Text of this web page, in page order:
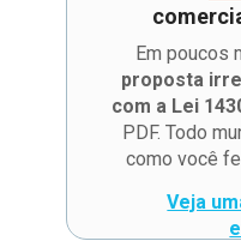
Em poucos
proposta
com a Lei
PDF. Todo
como você
Veja